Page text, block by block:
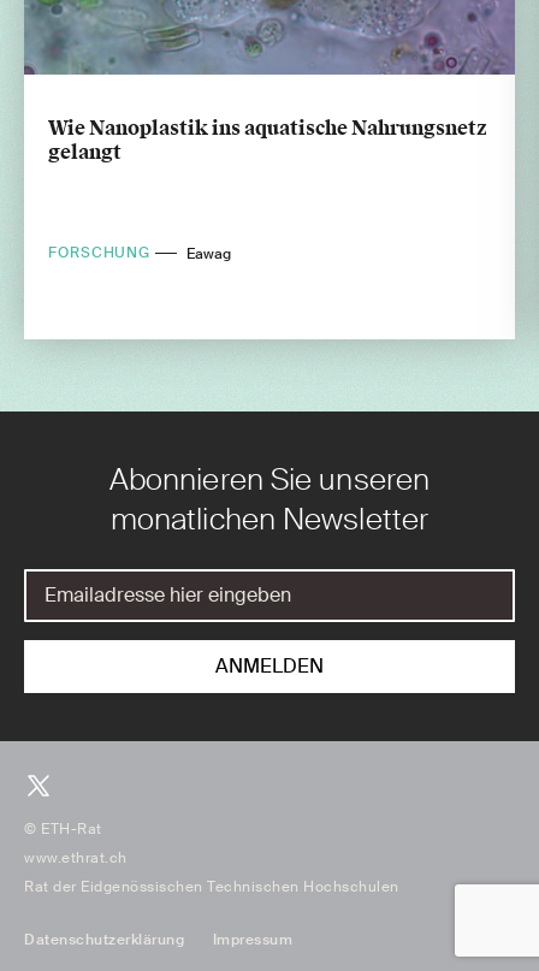
Wie Nanoplastik ins aquatische Nahrungsnetz
gelangt
FORSCHUNG Eawag
Abonnieren Sie unseren
monatlichen Newsletter
© ETH-Rat
www.ethrat.ch
Rat der Eidgenössischen Technischen Hochschulen
Datenschutzerklärung Impressum